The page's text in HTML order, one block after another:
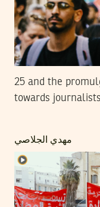
25 and the
towards
مهدي الجلاصي